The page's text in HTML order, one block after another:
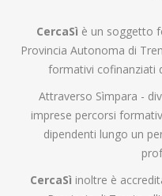
CercaSì è un soggetto
Provincia Autonoma di
formativi cofinanziati
Attraverso Sìmpara -
imprese percorsi
dipendenti lungo un
CercaSì inoltre è